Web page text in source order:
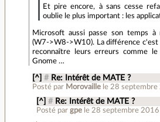
Et pire encore, à sans cesse
oublie le plus important : les
Microsoft aussi passe son temps
(W7->W8->W10). La différence c'est
reconnaître leurs erreurs comme
Gnome …
[^] # Re: Intérêt de MATE ?
Posté par Morovaille le 28
[^] # Re: Intérêt de MATE ?
Posté par gpe le 28 septembre